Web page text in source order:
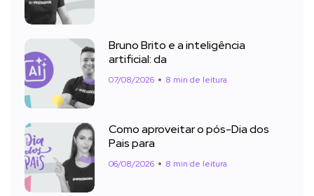
Bruno Brito e a inteligência
artificial: da
07/08/2026 8 min de leitura
Como aproveitar o pós-Dia dos
Pais para
06/08/2026 8 min de leitura